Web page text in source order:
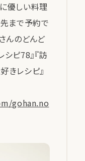
優しい料理
まで予約で
んのどんど
ピ78』『訪
きレシピ』
gohan.no